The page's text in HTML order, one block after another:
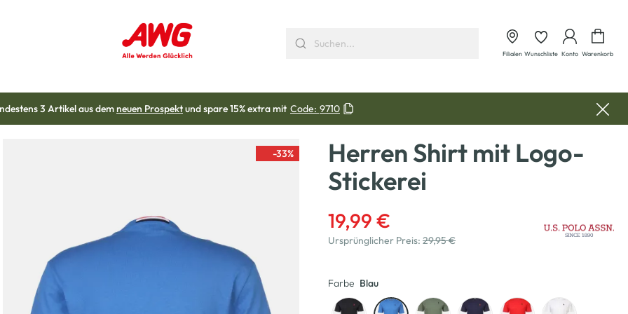
Filialen Wunschliste Konto Warenkorb
3 Artikel aus demneuen Prospektund spare 15% extra mit Code: 9710
-33%
Herren Shirt mit Logo-
Stickerei
19,99 €
Ursprünglicher Preis: 29,95 €
Farbe Blau